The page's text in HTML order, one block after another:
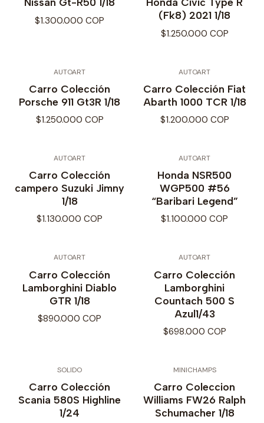
$1.300.000 COP
(Fk8) 2021 1/18
$1.250.000 COP
AUTOART
Carro Colección
Porsche 911 Gt3R 1/18
$1.250.000 COP
AUTOART
Carro Colección Fiat
Abarth 1000 TCR 1/18
$1.200.000 COP
AUTOART
Carro Colección
campero Suzuki Jimny
1/18
$1.130.000 COP
AUTOART
Honda NSR500
WGP500 #56
“Baribari Legend”
$1.100.000 COP
AUTOART
Carro Colección
Lamborghini Diablo
GTR 1/18
$890.000 COP
AUTOART
Carro Colección
Lamborghini
Countach 500 S
Azul1/43
$698.000 COP
SOLIDO
Carro Colección
Scania 580S Highline
1/24
MINICHAMPS
Carro Coleccion
Williams FW26 Ralph
Schumacher 1/18